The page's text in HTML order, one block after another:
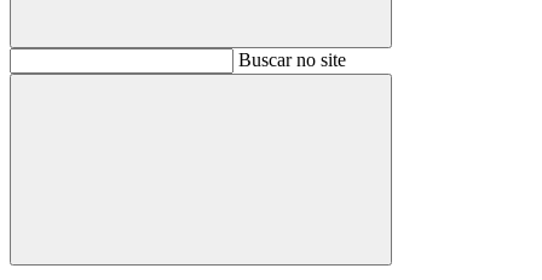
BuscarBuscar no site
Buscar